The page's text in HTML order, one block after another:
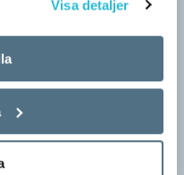
Visa detaljer
grundskola och
En som har
artonåriga Leo Lust…